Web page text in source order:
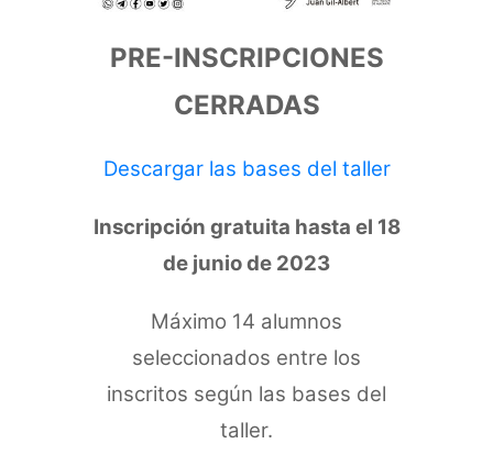
PRE-INSCRIPCIONES
CERRADAS
Descargar las bases del taller
Inscripción gratuita hasta el 18
de junio de 2023
Máximo 14 alumnos
seleccionados entre los
inscritos según las bases del
taller.